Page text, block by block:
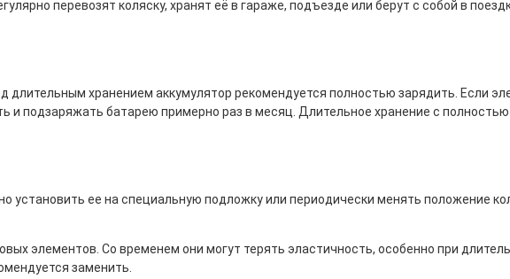
перевозят коляску, хранят её в гараже, подъезде или берут с собой в
хранением аккумулятор рекомендуется полностью зарядить. Если
и подзаряжать батарею примерно раз в месяц. Длительное хранение с
установить ее на специальную подложку или периодически менять положение
элементов. Со временем они могут терять эластичность, особенно при
заменить.